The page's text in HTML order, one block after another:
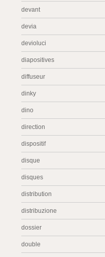
devant
devia
devioluci
diapositives
diffuseur
dinky
dino
direction
dispositif
disque
disques
distribution
distribuzione
dossier
double